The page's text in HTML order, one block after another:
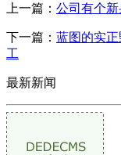
上一篇： 公司有个
下一篇： 蓝图的实正
工
最新新闻